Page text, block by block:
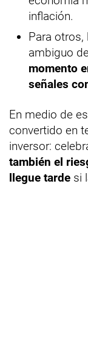
inflación.
Para otros,
ambiguo
momento
señales
En medio de
convertido en
inversor:
también el
llegue tarde si